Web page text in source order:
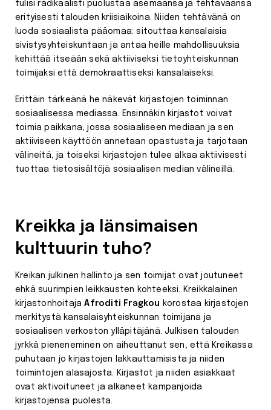
tulisi radikaalisti puolustaa asemaansa ja tehtäväänsä
erityisesti talouden kriisiaikoina. Niiden tehtävänä on
luoda sosiaalista pääomaa: sitouttaa kansalaisia
sivistysyhteiskuntaan ja antaa heille mahdollisuuksia
kehittää itseään sekä aktiiviseksi tietoyhteiskunnan
toimijaksi että demokraattiseksi kansalaiseksi.
Erittäin tärkeänä he näkevät kirjastojen toiminnan
sosiaalisessa mediassa. Ensinnäkin kirjastot voivat
toimia paikkana, jossa sosiaaliseen mediaan ja sen
aktiiviseen käyttöön annetaan opastusta ja tarjotaan
välineitä, ja toiseksi kirjastojen tulee alkaa aktiivisesti
tuottaa tietosisältöjä sosiaalisen median välineillä.
Kreikka ja länsimaisen
kulttuurin tuho?
Kreikan julkinen hallinto ja sen toimijat ovat joutuneet
ehkä suurimpien leikkausten kohteeksi. Kreikkalainen
kirjastonhoitajaAfroditi Fragkou korostaa kirjastojen
merkitystä kansalaisyhteiskunnan toimijana ja
sosiaalisen verkoston ylläpitäjänä. Julkisen talouden
jyrkkä pieneneminen on aiheuttanut sen, että Kreikassa
puhutaan jo kirjastojen lakkauttamisista ja niiden
toimintojen alasajosta. Kirjastot ja niiden asiakkaat
ovat aktivoituneet ja alkaneet kampanjoida
kirjastojensa puolesta.